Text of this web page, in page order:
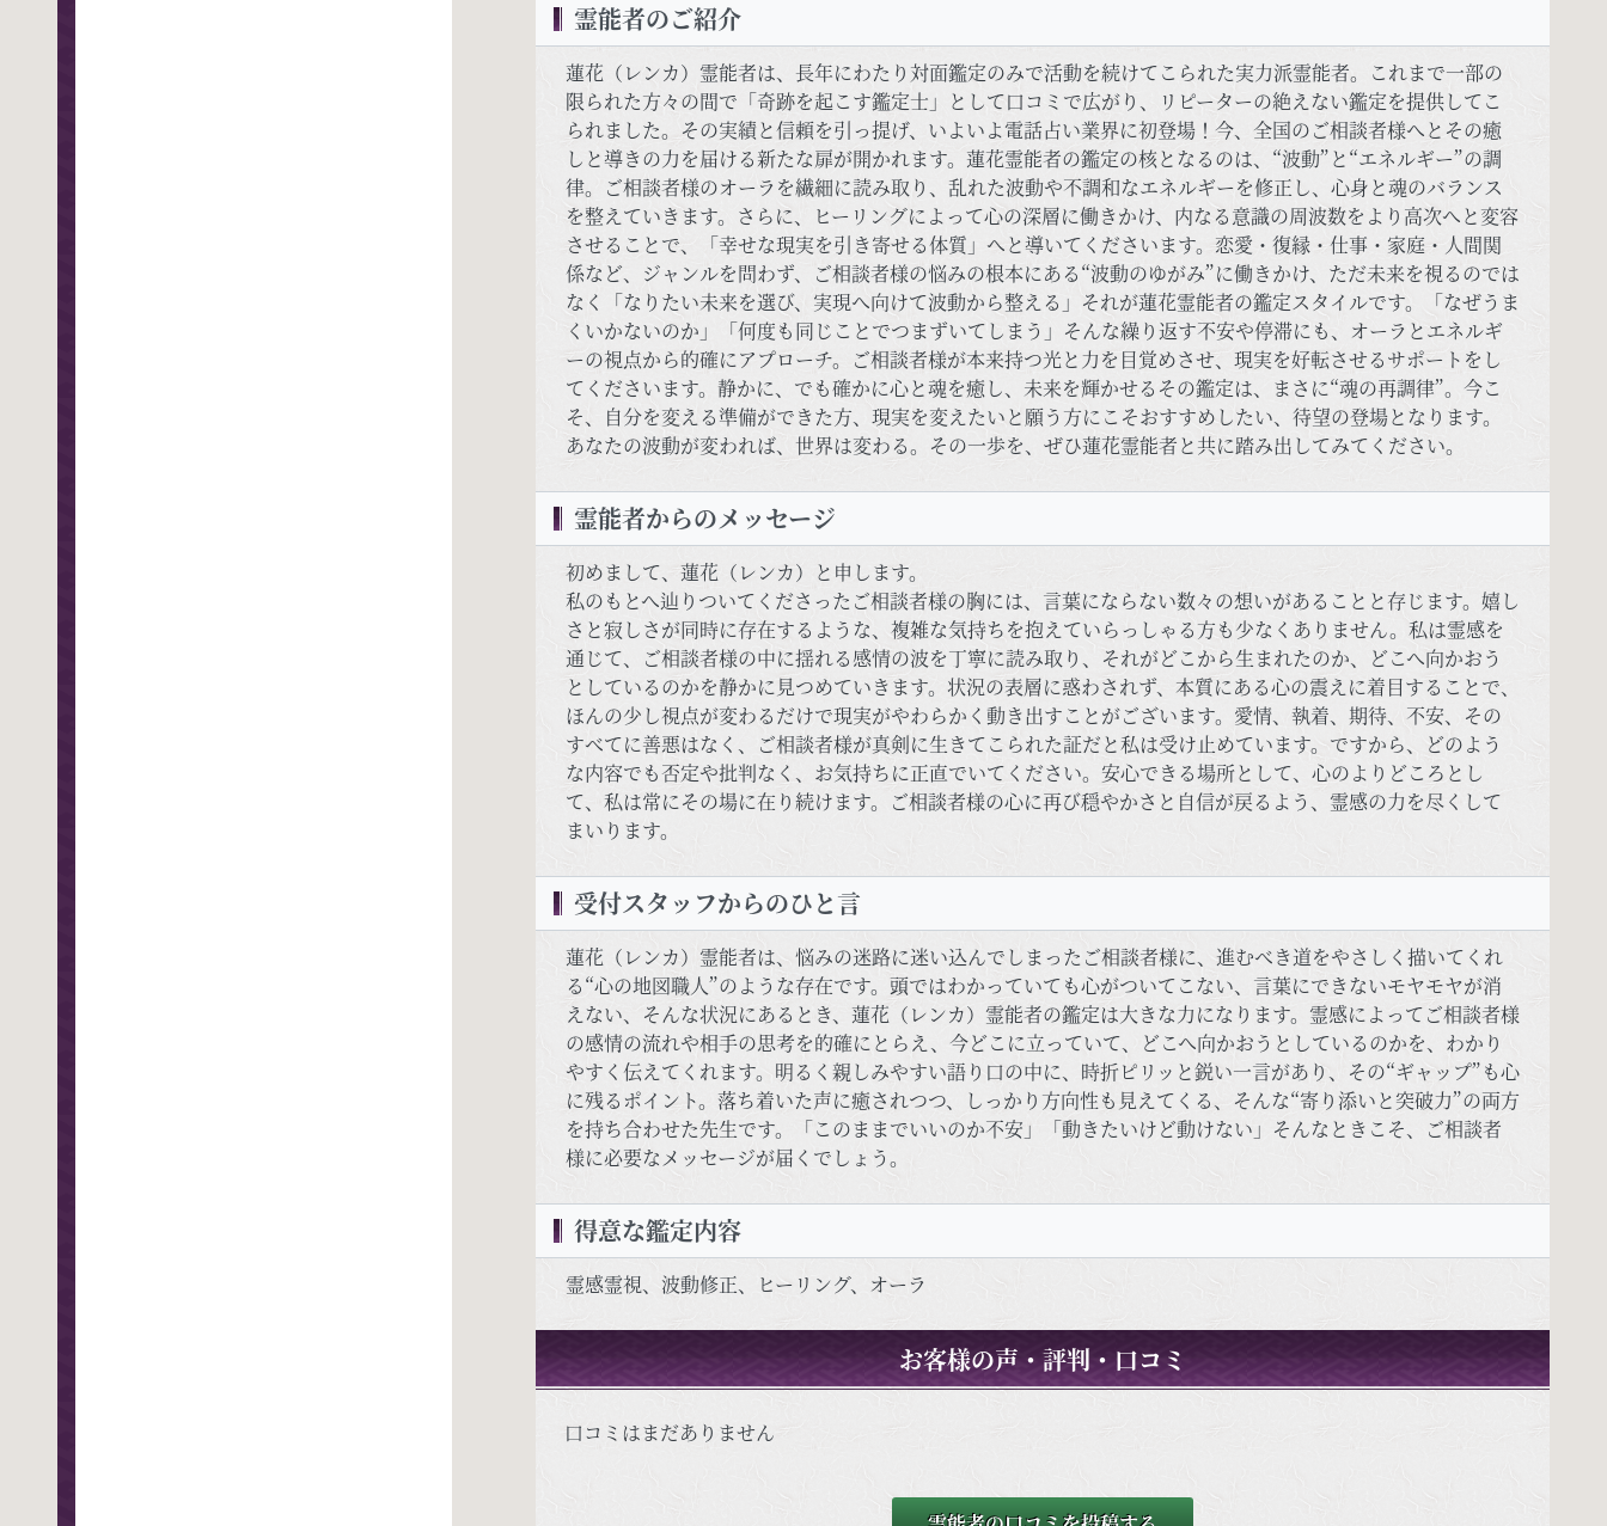
霊能者のご紹介
蓮花（レンカ）霊能者は、長年にわたり対面鑑定のみで活動を続けてこられた実力派霊能者。これまで一部の
限られた方々の間で「奇跡を起こす鑑定士」として口コミで広がり、リピーターの絶えない鑑定を提供してこ
られました。その実績と信頼を引っ提げ、いよいよ電話占い業界に初登場！今、全国のご相談者様へとその癒
しと導きの力を届ける新たな扉が開かれます。蓮花霊能者の鑑定の核となるのは、“波動”と“エネルギー”の調
律。ご相談者様のオーラを繊細に読み取り、乱れた波動や不調和なエネルギーを修正し、心身と魂のバランス
を整えていきます。さらに、ヒーリングによって心の深層に働きかけ、内なる意識の周波数をより高次へと変容
させることで、「幸せな現実を引き寄せる体質」へと導いてくださいます。恋愛・復縁・仕事・家庭・人間関
係など、ジャンルを問わず、ご相談者様の悩みの根本にある“波動のゆがみ”に働きかけ、ただ未来を視るのでは
なく「なりたい未来を選び、実現へ向けて波動から整える」それが蓮花霊能者の鑑定スタイルです。「なぜうま
くいかないのか」「何度も同じことでつまずいてしまう」そんな繰り返す不安や停滞にも、オーラとエネルギ
ーの視点から的確にアプローチ。ご相談者様が本来持つ光と力を目覚めさせ、現実を好転させるサポートをし
てくださいます。静かに、でも確かに心と魂を癒し、未来を輝かせるその鑑定は、まさに“魂の再調律”。今こ
そ、自分を変える準備ができた方、現実を変えたいと願う方にこそおすすめしたい、待望の登場となります。
あなたの波動が変われば、世界は変わる。その一歩を、ぜひ蓮花霊能者と共に踏み出してみてください。
霊能者からのメッセージ
初めまして、蓮花（レンカ）と申します。
私のもとへ辿りついてくださったご相談者様の胸には、言葉にならない数々の想いがあることと存じます。嬉し
さと寂しさが同時に存在するような、複雑な気持ちを抱えていらっしゃる方も少なくありません。私は霊感を
通じて、ご相談者様の中に揺れる感情の波を丁寧に読み取り、それがどこから生まれたのか、どこへ向かおう
としているのかを静かに見つめていきます。状況の表層に惑わされず、本質にある心の震えに着目することで、
ほんの少し視点が変わるだけで現実がやわらかく動き出すことがございます。愛情、執着、期待、不安、その
すべてに善悪はなく、ご相談者様が真剣に生きてこられた証だと私は受け止めています。ですから、どのよう
な内容でも否定や批判なく、お気持ちに正直でいてください。安心できる場所として、心のよりどころとし
て、私は常にその場に在り続けます。ご相談者様の心に再び穏やかさと自信が戻るよう、霊感の力を尽くして
まいります。
受付スタッフからのひと言
蓮花（レンカ）霊能者は、悩みの迷路に迷い込んでしまったご相談者様に、進むべき道をやさしく描いてくれ
る“心の地図職人”のような存在です。頭ではわかっていても心がついてこない、言葉にできないモヤモヤが消
えない、そんな状況にあるとき、蓮花（レンカ）霊能者の鑑定は大きな力になります。霊感によってご相談者様
の感情の流れや相手の思考を的確にとらえ、今どこに立っていて、どこへ向かおうとしているのかを、わかり
やすく伝えてくれます。明るく親しみやすい語り口の中に、時折ピリッと鋭い一言があり、その“ギャップ”も心
に残るポイント。落ち着いた声に癒されつつ、しっかり方向性も見えてくる、そんな“寄り添いと突破力”の両方
を持ち合わせた先生です。「このままでいいのか不安」「動きたいけど動けない」そんなときこそ、ご相談者
様に必要なメッセージが届くでしょう。
得意な鑑定内容
霊感霊視、波動修正、ヒーリング、オーラ
お客様の声・評判・口コミ
口コミはまだありません